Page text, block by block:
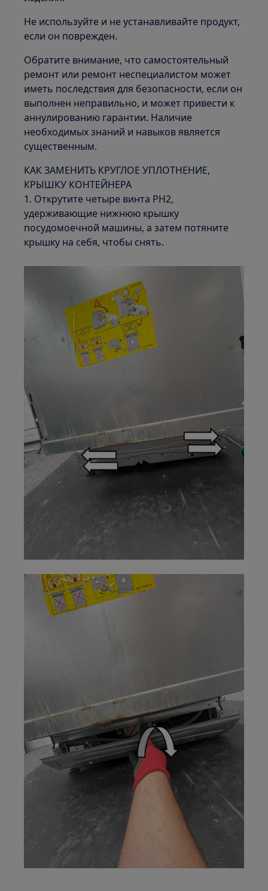
Не используйте и не устанавливайте продукт,
если он поврежден.
Обратите внимание, что самостоятельный
ремонт или ремонт неспециалистом может
иметь последствия для безопасности, если он
выполнен неправильно, и может привести к
аннулированию гарантии. Наличие
необходимых знаний и навыков является
существенным.
КАК ЗАМЕНИТЬ КРУГЛОЕ УПЛОТНЕНИЕ,
КРЫШКУ КОНТЕЙНЕРА
1. Открутите четыре винта PH2,
удерживающие нижнюю крышку
посудомоечной машины, а затем потяните
крышку на себя, чтобы снять.